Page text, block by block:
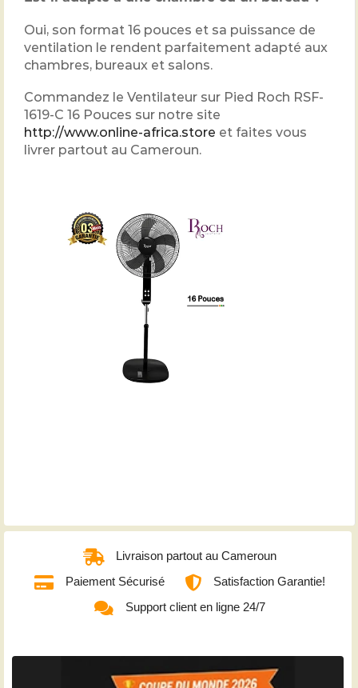
Oui, son format 16 pouces et sa puissance de
ventilation le rendent parfaitement adapté aux
chambres, bureaux et salons.
Commandez le Ventilateur sur Pied Roch RSF-
1619-C 16 Pouces sur notre site
http://www.online-africa.store et faites vous
livrer partout au Cameroun.
Livraison partout au Cameroun
Paiement Sécurisé
Satisfaction Garantie!
Support client en ligne 24/7